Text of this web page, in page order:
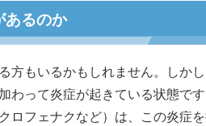
あるのか
方もいるかもしれません。しかし
って炎症が起きている状態です
ロフェナクなど）は、この炎症